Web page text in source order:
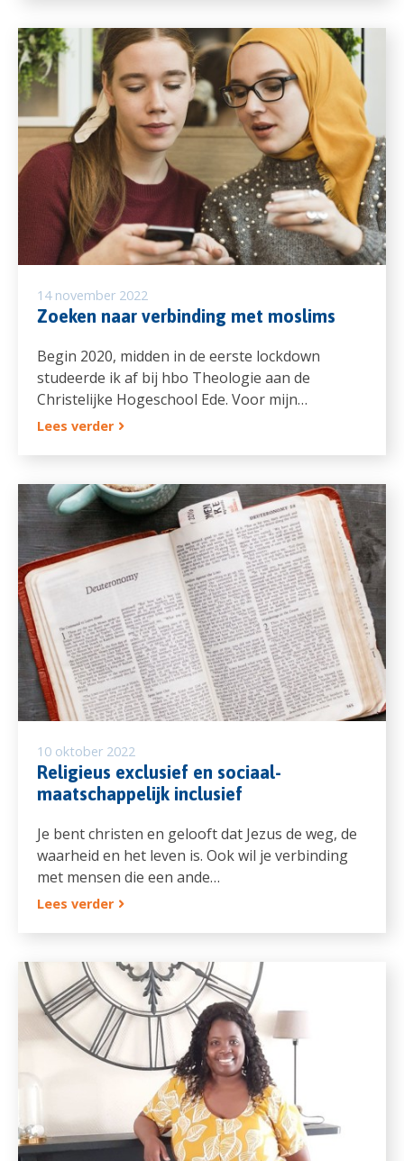
14 november 2022
Zoeken naar verbinding met moslims
Begin 2020, midden in de eerste lockdown
studeerde ik af bij hbo Theologie aan de
Christelijke Hogeschool Ede. Voor mijn…
Lees verder
10 oktober 2022
Religieus exclusief en sociaal-
maatschappelijk inclusief
Je bent christen en gelooft dat Jezus de weg, de
waarheid en het leven is. Ook wil je verbinding
met mensen die een ande…
Lees verder